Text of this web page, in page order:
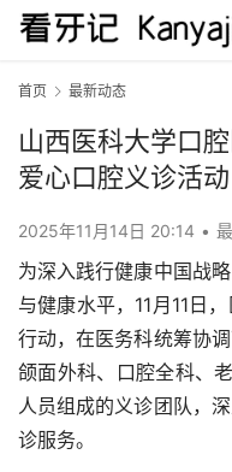
首页 最新动态
山西医科大学口
爱心口腔义诊活动
2025年11月14日 20:14 •
为深入践行健康中国战
与健康水平，11月11日
行动，在医务科统筹协
颌面外科、口腔全科、
人员组成的义诊团队，
诊服务。